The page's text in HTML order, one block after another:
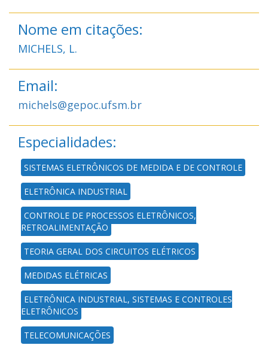
Nome em citações:
MICHELS, L.
Email:
michels@gepoc.ufsm.br
Especialidades:
SISTEMAS ELETRÔNICOS DE MEDIDA E DE CONTROLE
ELETRÔNICA INDUSTRIAL
CONTROLE DE PROCESSOS ELETRÔNICOS,
RETROALIMENTAÇÃO
TEORIA GERAL DOS CIRCUITOS ELÉTRICOS
MEDIDAS ELÉTRICAS
ELETRÔNICA INDUSTRIAL, SISTEMAS E CONTROLES
ELETRÔNICOS
TELECOMUNICAÇÕES